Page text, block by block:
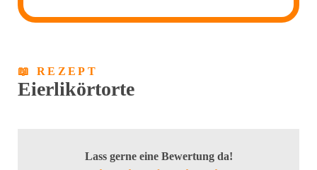
📖 REZEPT
Eierlikörtorte
Lass gerne eine Bewertung da!